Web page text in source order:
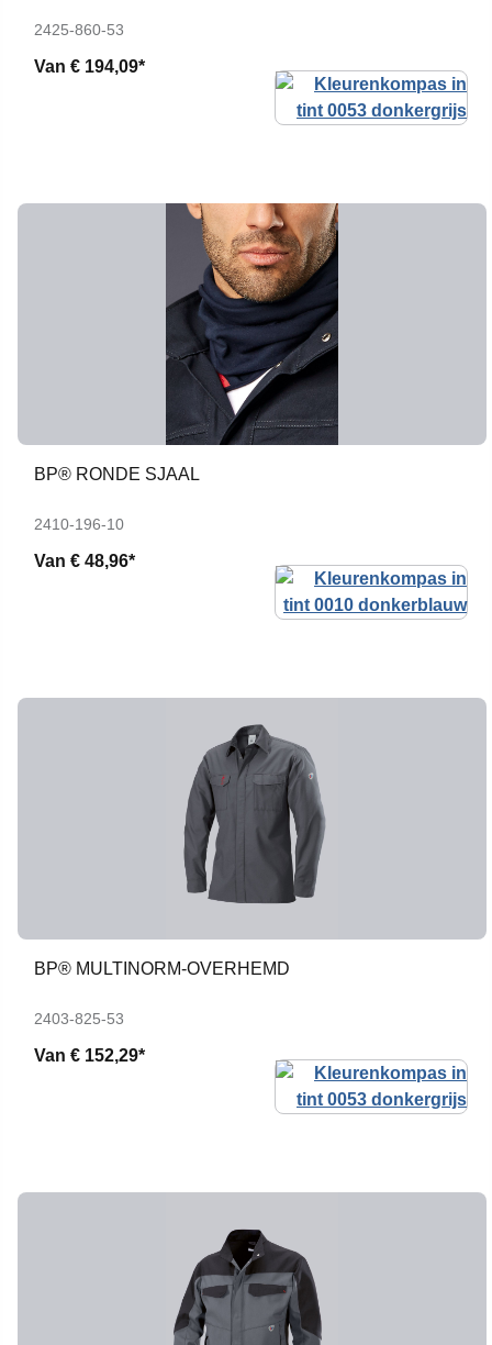
2425-860-53
Van € 194,09*
BP® RONDE SJAAL
2410-196-10
Van € 48,96*
BP® MULTINORM-OVERHEMD
2403-825-53
Van € 152,29*